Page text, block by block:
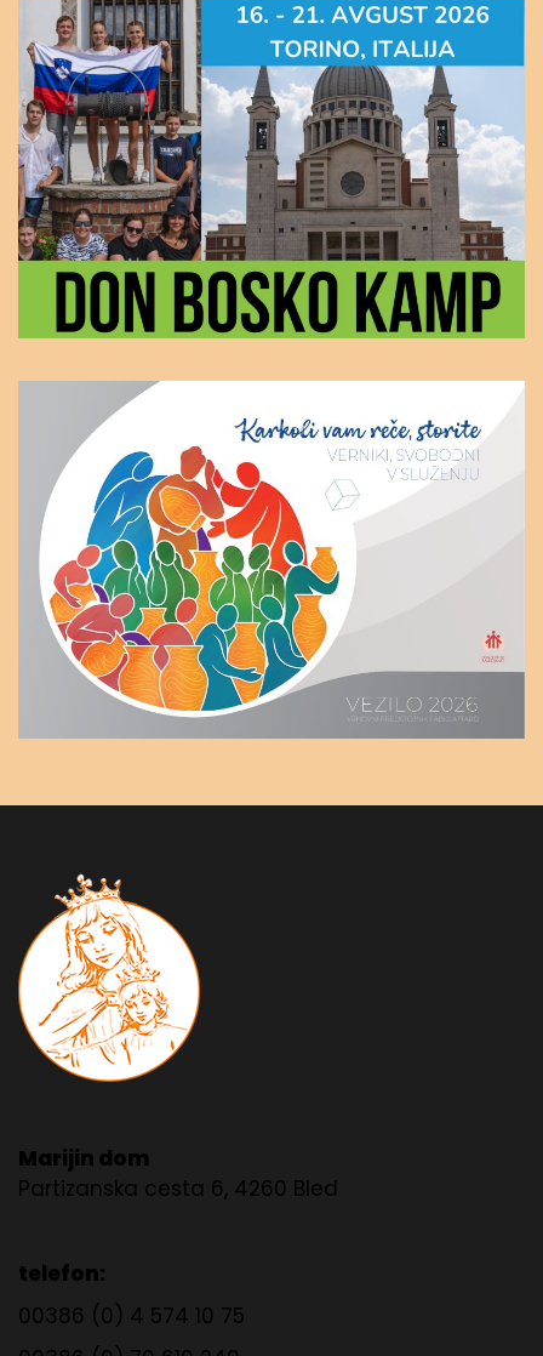
Marijin dom
Partizanska cesta 6, 4260 Bled
telefon:
00386 (0) 4 574 10 75